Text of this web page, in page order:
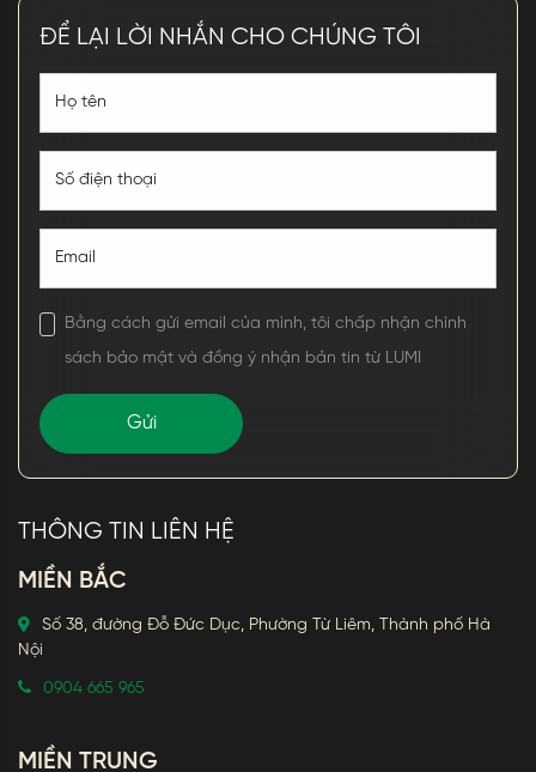
ĐỂ LẠI LỜI NHẮN CHO CHÚNG TÔI
Bằng cách gửi email của mình, tôi chấp nhận chính
sách bảo mật và đồng ý nhận bản tin từ LUMI
THÔNG TIN LIÊN HỆ
MIỀN BẮC
Số 38, đường Đỗ Đức Dục, Phường Từ Liêm, Thành phố Hà
Nội
0904 665 965
MIỀN TRUNG